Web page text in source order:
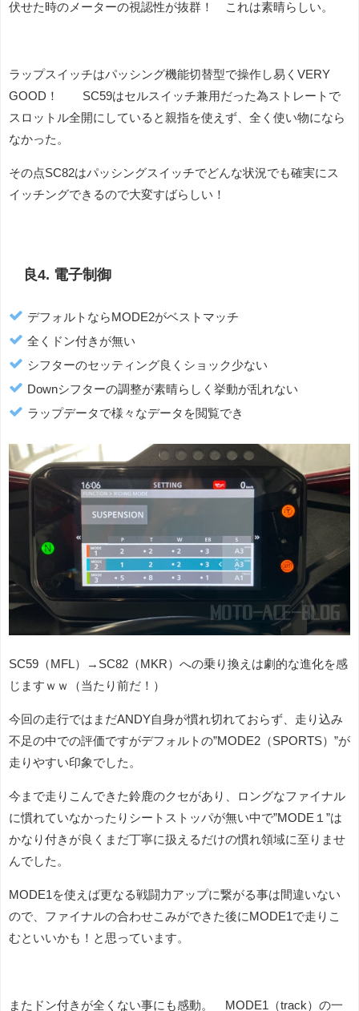
伏せた時のメーターの視認性が抜群！ これは素晴らしい。
ラップスイッチはパッシング機能切替型で操作し易くVERY
GOOD！ SC59はセルスイッチ兼用だった為ストレートで
スロットル全開にしていると親指を使えず、全く使い物になら
なかった。
その点SC82はパッシングスイッチでどんな状況でも確実にス
イッチングできるので大変すばらしい！
良4. 電子制御
デフォルトならMODE2がベストマッチ
全くドン付きが無い
シフターのセッティング良くショック少ない
Downシフターの調整が素晴らしく挙動が乱れない
ラップデータで様々なデータを閲覧でき
SC59（MFL）→SC82（MKR）への乗り換えは劇的な進化を感
じますｗｗ（当たり前だ！）
今回の走行ではまだANDY自身が慣れ切れておらず、走り込み
不足の中での評価ですがデフォルトの”MODE2（SPORTS）”が
走りやすい印象でした。
今まで走りこんできた鈴鹿のクセがあり、ロングなファイナル
に慣れていなかったりシートストッパが無い中で”MODE１”は
かなり付きが良くまだ丁寧に扱えるだけの慣れ領域に至りませ
んでした。
MODE1を使えば更なる戦闘力アップに繋がる事は間違いない
ので、ファイナルの合わせこみができた後にMODE1で走りこ
むといいかも！と思っています。
またドン付きが全くない事にも感動。 MODE1（track）の一